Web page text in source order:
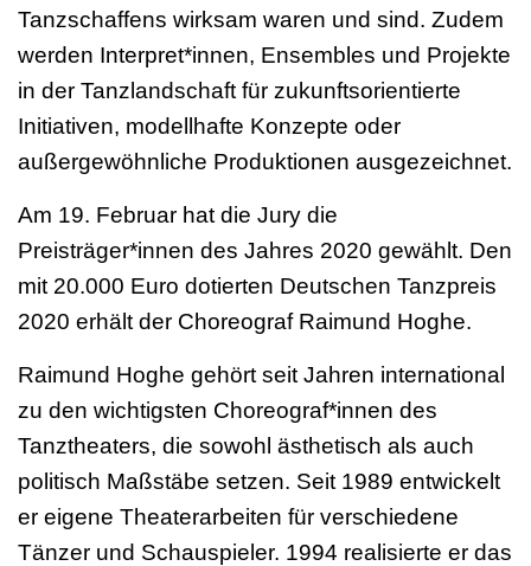
Tanzschaffens wirksam waren und sind. Zudem
werden Interpret*innen, Ensembles und Projekte
in der Tanzlandschaft für zukunftsorientierte
Initiativen, modellhafte Konzepte oder
außergewöhnliche Produktionen ausgezeichnet.
Am 19. Februar hat die Jury die
Preisträger*innen des Jahres 2020 gewählt. Den
mit 20.000 Euro dotierten Deutschen Tanzpreis
2020 erhält der Choreograf Raimund Hoghe.
Raimund Hoghe gehört seit Jahren international
zu den wichtigsten Choreograf*innen des
Tanztheaters, die sowohl ästhetisch als auch
politisch Maßstäbe setzen. Seit 1989 entwickelt
er eigene Theaterarbeiten für verschiedene
Tänzer und Schauspieler. 1994 realisierte er das